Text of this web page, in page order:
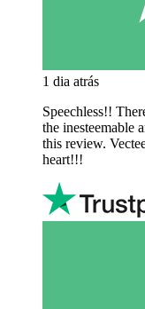
1 dia atrás
Speechless!!
the inesteemable
this review.
heart!!!